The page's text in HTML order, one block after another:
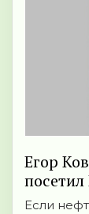
Егор
Если